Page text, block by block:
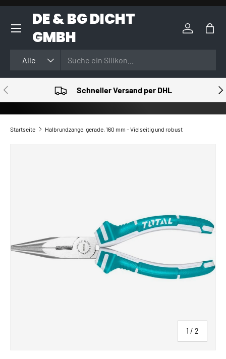
DIREKT ZUM INHALT
DE & BG DICHT
GMBH
Alle
Einloggen
VORHERIGE Schneller Versand per DHL
Startseite Halbrundzange, gerade, 160 mm – Vielseitig und robust
1 / von
2